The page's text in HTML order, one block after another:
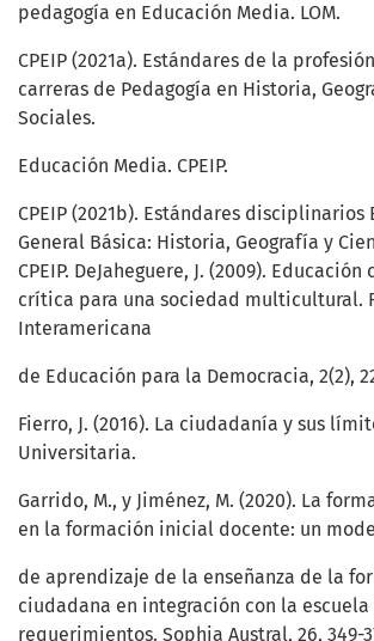
pedagogía en Educación Media. LOM.
CPEIP (2021a). Estándares de la
carreras de Pedagogía en Historia,
Sociales.
Educación Media. CPEIP.
CPEIP (2021b). Estándares disciplinarios
General Básica: Historia, Geografía y
CPEIP. DeJaheguere, J. (2009).
crítica para una sociedad multicultural.
Interamericana
de Educación para la Democracia, 2(2),
Fierro, J. (2016). La ciudadanía y sus
Universitaria.
Garrido, M., y Jiménez, M. (2020). La
en la formación inicial docente: un
de aprendizaje de la enseñanza de la
ciudadana en integración con la escuela
requerimientos. Sophia Austral, 26, 349-